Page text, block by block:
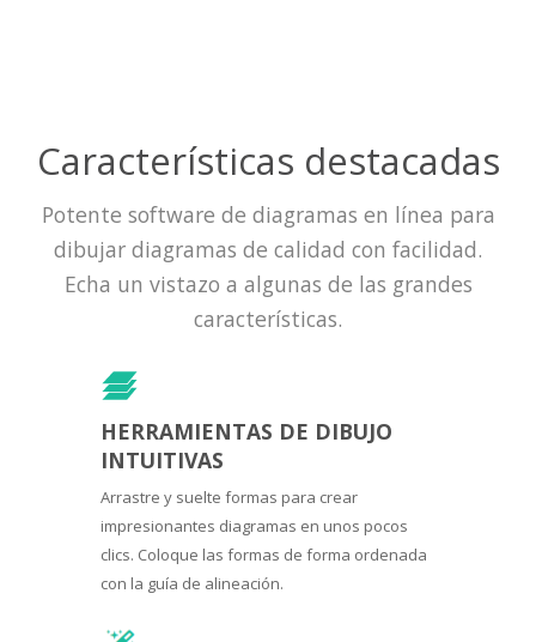
Características destacadas
Potente software de diagramas en línea para
dibujar diagramas de calidad con facilidad.
Echa un vistazo a algunas de las grandes
características.
HERRAMIENTAS DE DIBUJO
INTUITIVAS
Arrastre y suelte formas para crear
impresionantes diagramas en unos pocos
clics. Coloque las formas de forma ordenada
con la guía de alineación.